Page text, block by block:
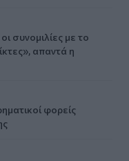
συνομιλίες με το
απαντά η
φορείς